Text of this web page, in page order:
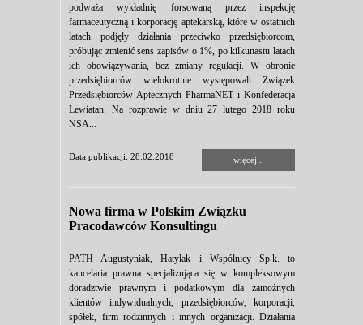
podważa wykładnię forsowaną przez inspekcję
farmaceutyczną i korporację aptekarską, które w ostatnich
latach podjęły działania przeciwko przedsiębiorcom,
próbując zmienić sens zapisów o 1%, po kilkunastu latach
ich obowiązywania, bez zmiany regulacji. W obronie
przedsiębiorców wielokrotnie występowali Związek
Przedsiębiorców Aptecznych PharmaNET i Konfederacja
Lewiatan. Na rozprawie w dniu 27 lutego 2018 roku
NSA...
Data publikacji: 28.02.2018 więcej...
Nowa firma w Polskim Związku
Pracodawców Konsultingu
PATH Augustyniak, Hatylak i Wspólnicy Sp.k. to
kancelaria prawna specjalizująca się w kompleksowym
doradztwie prawnym i podatkowym dla zamożnych
klientów indywidualnych, przedsiębiorców, korporacji,
spółek, firm rodzinnych i innych organizacji. Działania